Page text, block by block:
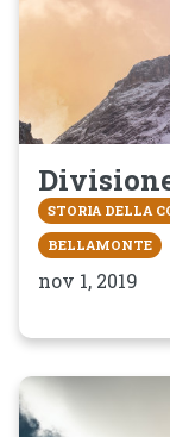
STORIA DELLA
BELLAMONTE
nov 1, 2019